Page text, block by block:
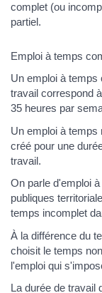
complet (ou
partiel.
Emploi à temps
Un emploi à temps
travail correspond
35 heures par
Un emploi à temps
créé pour une
travail.
On parle d'emploi
publiques
temps incomplet
À la différence du
choisit le temps
l'emploi qui
La durée de travail